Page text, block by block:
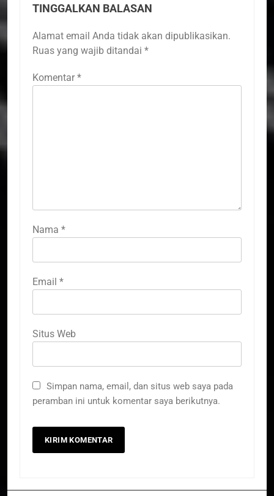
TINGGALKAN BALASAN
Alamat email Anda tidak akan dipublikasikan.
Ruas yang wajib ditandai *
Komentar *
Nama *
Email *
Situs Web
Simpan nama, email, dan situs web saya pada
peramban ini untuk komentar saya berikutnya.